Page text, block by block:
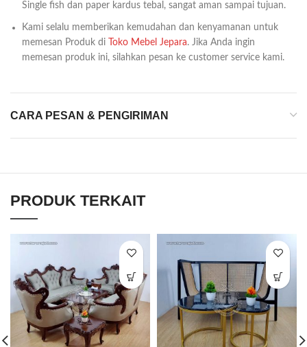
Single fish dan paper kardus tebal, sangat aman sampai tujuan.
Kami selalu memberikan kemudahan dan kenyamanan untuk
memesan Produk di
Toko Mebel Jepara. Jika Anda ingin
memesan produk ini, silahkan pesan ke customer service kami.
CARA PESAN & PENGIRIMAN
PRODUK TERKAIT